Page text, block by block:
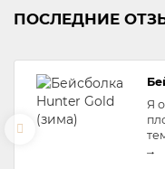
ПОСЛЕДНИЕ
Я
→